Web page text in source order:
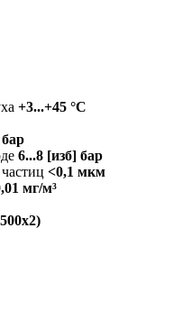
+3...+45 °C
6...8 [изб] бар
<0,1 мкм
мг/м³